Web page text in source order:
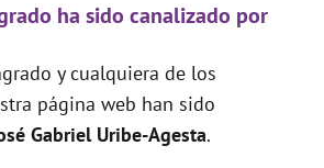
ha sido canalizado por
y cualquiera de los
página web han sido
Gabriel Uribe-Agesta.